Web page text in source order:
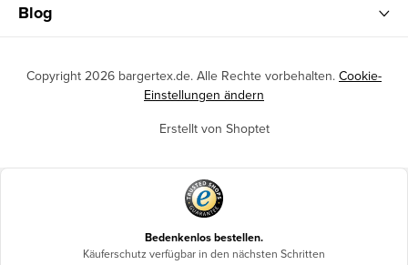
Blog
Erstellt von Shoptet
Copyright 2026 bargertex.de. Alle Rechte vorbehalten. Cookie-
Einstellungen ändern